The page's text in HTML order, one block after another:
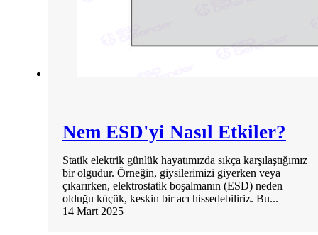
Nem ESD'yi Nasıl Etkiler?
Statik elektrik günlük hayatımızda sıkça karşılaştığımız
bir olgudur. Örneğin, giysilerimizi giyerken veya
çıkarırken, elektrostatik boşalmanın (ESD) neden
olduğu küçük, keskin bir acı hissedebiliriz. Bu...
14 Mart 2025